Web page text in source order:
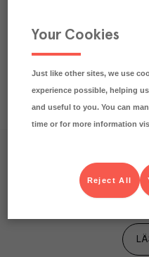
Våra
Läs inspirerande
ta del av
Your Cookies
Just like other sites, we use
experience possible, helping
and useful to you. You can
time or for more information
Reject All